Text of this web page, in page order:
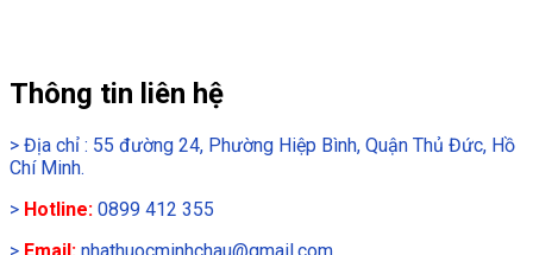
Thông tin liên hệ
> Địa chỉ : 55 đường 24, Phường Hiệp Bình, Quận Thủ Đức, Hồ
Chí Minh.
> Hotline: 0899 412 355